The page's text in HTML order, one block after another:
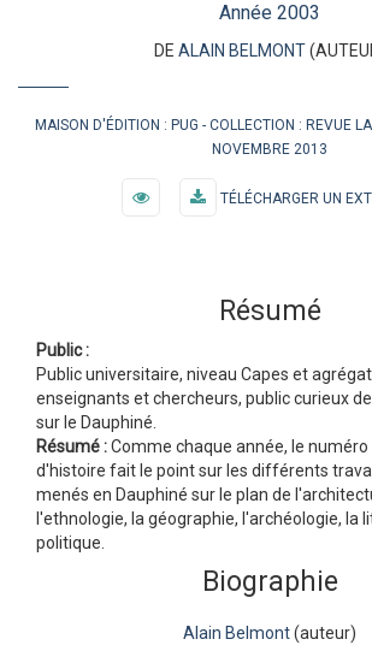
Année 2003
DE ALAIN BELMONT
MAISON D'ÉDITION : PUG COLLECTION : REVUE
NOVEMBRE 2013
TÉLÉCHARGER UN
Résumé
Public :
Public universitaire, niveau Capes et
enseignants et chercheurs, public curieux
sur le Dauphiné.
Résumé :Comme chaque année, le
d'histoire fait le point sur les différents
menés en Dauphiné sur le plan de
l'ethnologie, la géographie, l'archéologie, la
politique.
Biographie
Alain Belmont(auteur)